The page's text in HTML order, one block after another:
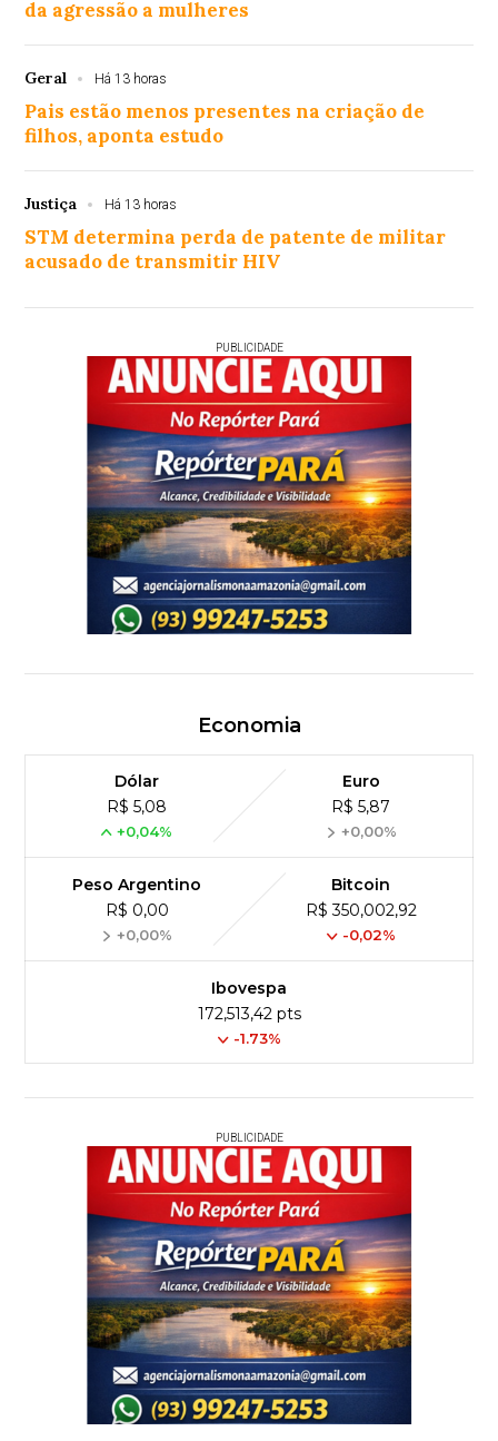
da agressão a mulheres
Geral Há 13 horas
Pais estão menos presentes na criação de
filhos, aponta estudo
Justiça Há 13 horas
STM determina perda de patente de militar
acusado de transmitir HIV
PUBLICIDADE
Economia
Dólar
R$ 5,08
+0,04%
Euro
R$ 5,87
+0,00%
Peso Argentino
R$ 0,00
+0,00%
Bitcoin
R$ 350,002,92
-0,02%
Ibovespa
172,513,42 pts
-1.73%
PUBLICIDADE